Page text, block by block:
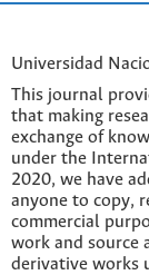
Universidad
This journal
that making
exchange of
under the
2020, we have
anyone to copy,
commercial
work and source
derivative works